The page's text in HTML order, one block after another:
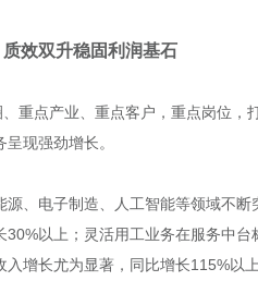
效双升稳固利润基石
重点产业、重点客户，重点岗位，
现强劲增长。
、电子制造、人工智能等领域不
以上；灵活用工业务在服务中
增长尤为显著，同比增长115%以